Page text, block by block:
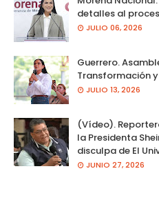
detalles al
JULIO 06, 2026
Guerrero.
Transformación
JULIO 13, 2026
(Vídeo).
la Presidenta
disculpa de El
JUNIO 27, 2026